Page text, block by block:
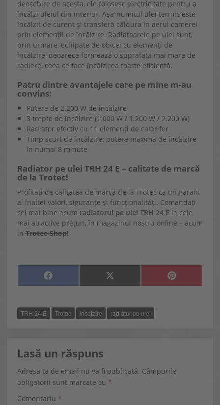
deosebire de acesta, ele folosesc electricitate pentru a
încălzi uleiul din interior. Așa-numitul ulei termic este
încălzit de curent și transferă căldura în aerul camerei
prin elemenții de încălzire. Radiatoarele pe ulei sunt,
prin urmare, echipate de obicei cu elemenți de
încălzire, deoarece formează o suprafață mai mare de
radiere, ceea ce face încălzirea foarte eficientă.
Patru dintre avantajele care pe mine m-au
convins:
Putere de 2.200 W de încălzire
3 trepte de încălzire (1.000 W / 1.200 W / 2.200 W)
Radiator efectiv cu 11 elemenți de calorifer
Timp scurt de încălzire: putere maximă de încălzire
în numai 8 minute
Radiator pe ulei TRH 24 E – calitate de marcă
de la Trotec!
Profitați de calitatea de marcă de la Trotec ca un garant
al înaltei valori, siguranțe și funcționalități. Comandați
cel mai bine acum radiatorul pe ulei TRH 24 E la cele
mai atractive prețuri, în magazinul nostru online – acum
în Trotec-Shop!
SHARE
F
A
O
O
K
SHARE
X
(
T
T
E
SHARE
P
I
TRH 24 E Trotec incalzire radiator pe ulei
Lasă un răspuns
Adresa ta de email nu va fi publicată. Câmpurile
obligatorii sunt marcate cu *
Comentariu *